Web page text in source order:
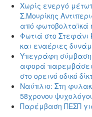
Χωρίς ενεργό
Σ.Μουρίκης
από φωτοβολταϊκά
Φωτιά στο Στεφάνι
και εναέριες
Υπεγράφη σύμβαση
αφορά
στο ορεινό οδικό
Ναύπλιο: Στη
58χρονου
Παρέμβαση ΠΕΣΠ